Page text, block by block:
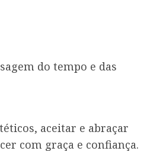
do tempo e das
aceitar e abraçar
com graça e confiança.